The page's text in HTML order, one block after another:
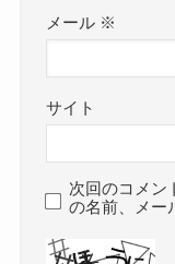
メール ※
サイト
次回のコメン
の名前、メー